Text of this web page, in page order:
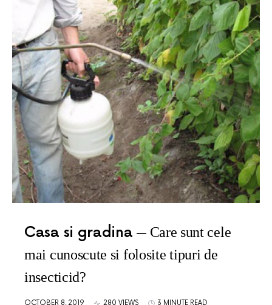
Casa si gradina
Care sunt cele
mai cunoscute si folosite tipuri de
insecticid?
OCTOBER 8, 2019 280 VIEWS 3 MINUTE READ